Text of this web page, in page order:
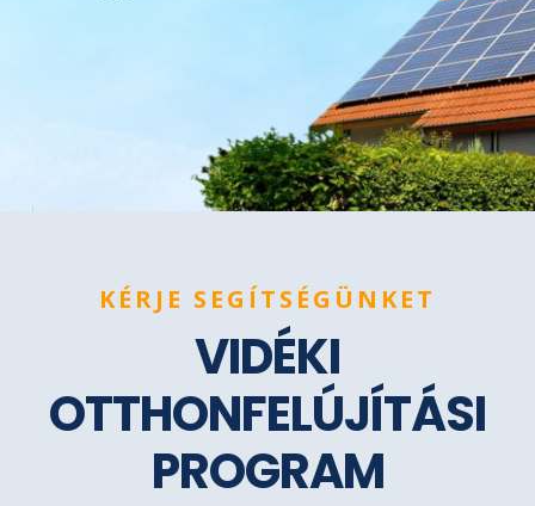
KÉRJE SEGÍTSÉGÜNKET
VIDÉKI
OTTHONFELÚJÍTÁSI
PROGRAM